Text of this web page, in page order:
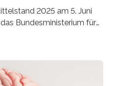
2025 am 5. Juni
Bundesministerium für
in
freigegeben – unter
der